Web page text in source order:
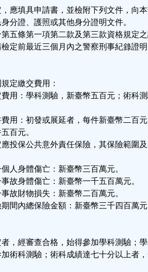
應填具申請書，並檢附下列文件，向
護照或其他身分證明文件。
一項第二款及第三款資格規定之
近三個月內之警察刑事紀錄證明
定繳交費用：
科測驗，新臺幣五百元；術科測
發或展延者，每件新臺幣二百元
。
投保公共意外責任保險，其保險範圍
傷亡：新臺幣三百萬元。
傷亡：新臺幣一千五百萬元。
損失：新臺幣二百萬元。
保險金額：新臺幣三千四百萬元
，經審查合格，始得參加學科測驗；
術科測驗；術科成績達七十分以上者